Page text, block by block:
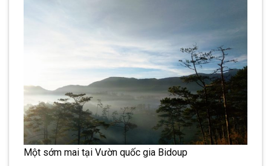
Một sớm mai tại Vườn quốc gia Bidoup